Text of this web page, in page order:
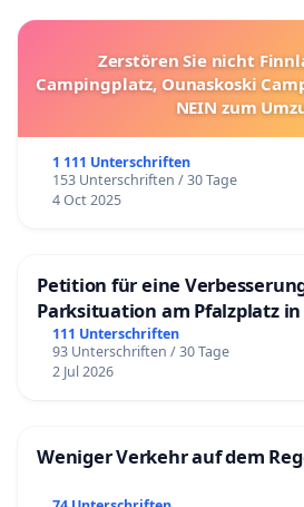
Zerstören Sie nicht
Campingplatz, Ounaskoski
NEIN zum
1 111 Unterschriften
153 Unterschriften / 30 Tage
4 Oct 2025
Petition für eine
Parksituation am Pfalzplatz
111 Unterschriften
93 Unterschriften / 30 Tage
2 Jul 2026
Weniger Verkehr auf dem